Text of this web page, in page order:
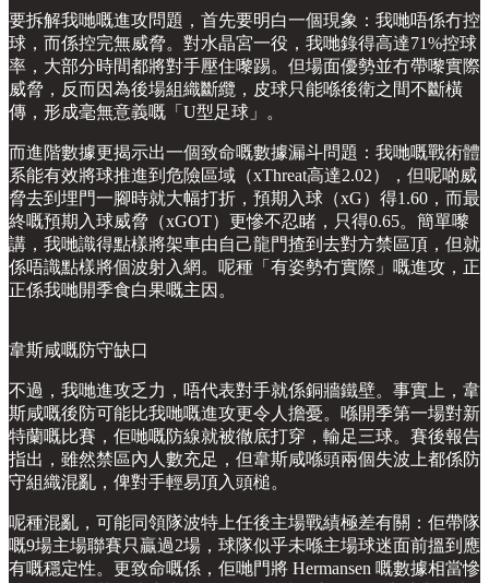
要拆解我哋嘅進攻問題，首先要明白一個現象：我哋唔係冇控
球，而係控完無威脅。對水晶宮一役，我哋錄得高達71%控球
率，大部分時間都將對手壓住嚟踢。但場面優勢並冇帶嚟實際
威脅，反而因為後場組織斷纜，皮球只能喺後衛之間不斷橫
傳，形成毫無意義嘅「U型足球」。
而進階數據更揭示出一個致命嘅數據漏斗問題：我哋嘅戰術體
系能有效將球推進到危險區域（xThreat高達2.02），但呢啲威
脅去到埋門一腳時就大幅打折，預期入球（xG）得1.60，而最
終嘅預期入球威脅（xGOT）更慘不忍睹，只得0.65。簡單嚟
講，我哋識得點樣將架車由自己龍門揸到去對方禁區頂，但就
係唔識點樣將個波射入網。呢種「有姿勢冇實際」嘅進攻，正
正係我哋開季食白果嘅主因。
韋斯咸嘅防守缺口
不過，我哋進攻乏力，唔代表對手就係銅牆鐵壁。事實上，韋
斯咸嘅後防可能比我哋嘅進攻更令人擔憂。喺開季第一場對新
特蘭嘅比賽，佢哋嘅防線就被徹底打穿，輸足三球。賽後報告
指出，雖然禁區內人數充足，但韋斯咸喺頭兩個失波上都係防
守組織混亂，俾對手輕易頂入頭槌。
呢種混亂，可能同領隊波特上任後主場戰績極差有關：佢帶隊
嘅9場主場聯賽只贏過2場，球隊似乎未喺主場球迷面前搵到應
有嘅穩定性。更致命嘅係，佢哋門將 Hermansen 嘅數據相當慘